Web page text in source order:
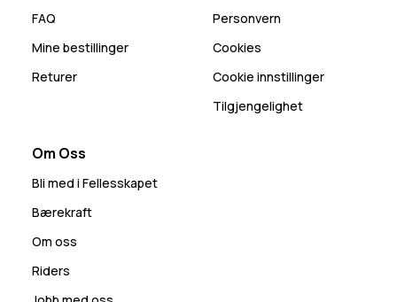
FAQ
Mine bestillinger
Returer
Personvern
Cookies
Cookie innstillinger
Tilgjengelighet
Om Oss
Bli med i Fellesskapet
Bærekraft
Om oss
Riders